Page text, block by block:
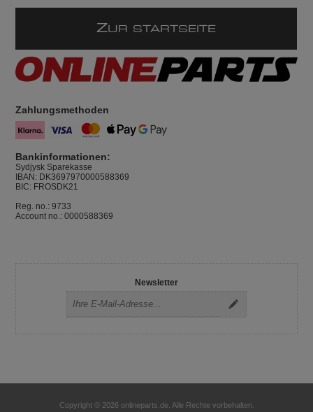
ZUR STARTSEITE
Zahlungsmethoden
Bankinformationen:
Sydjysk Sparekasse
IBAN: DK3697970000588369
BIC: FROSDK21
Reg. no.: 9733
Account no.: 0000588369
Newsletter
Copyright © 2026 onlineparts.de. Alle Rechte vorbehalten.